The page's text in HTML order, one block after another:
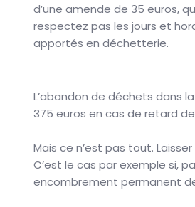
d’une amende de 35 euros,
respectez pas les jours et
apportés en déchetterie.
L’abandon de déchets dans
375 euros en cas de retard
Mais ce n’est pas tout.
C’est le cas par exemple si,
encombrement permanent